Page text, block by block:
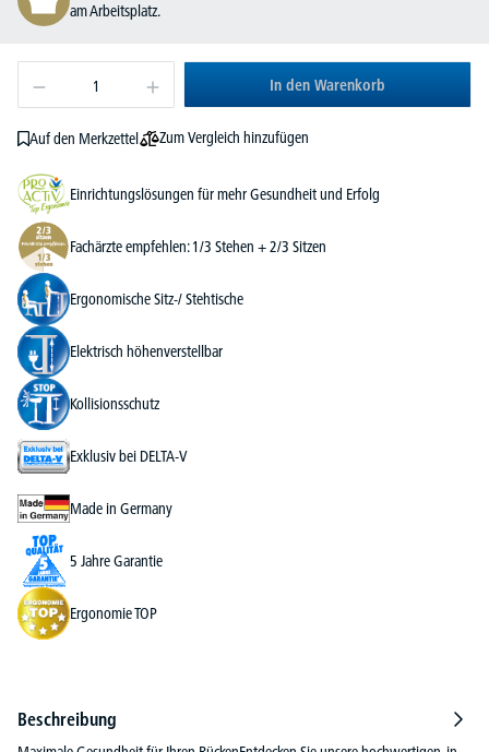
am Arbeitsplatz.
In den Warenkorb
Auf den Merkzettel Zum Vergleich hinzufügen
Einrichtungslösungen für mehr Gesundheit und Erfolg
Fachärzte empfehlen: 1/3 Stehen + 2/3 Sitzen
Ergonomische Sitz-/ Stehtische
Elektrisch höhenverstellbar
Kollisionsschutz
Exklusiv bei DELTA-V
Made in Germany
5 Jahre Garantie
Ergonomie TOP
Beschreibung